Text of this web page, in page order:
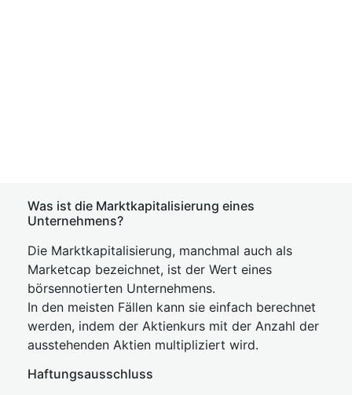
Was ist die Marktkapitalisierung eines
Unternehmens?
Die Marktkapitalisierung, manchmal auch als
Marketcap bezeichnet, ist der Wert eines
börsennotierten Unternehmens.
In den meisten Fällen kann sie einfach berechnet
werden, indem der Aktienkurs mit der Anzahl der
ausstehenden Aktien multipliziert wird.
Haftungsausschluss